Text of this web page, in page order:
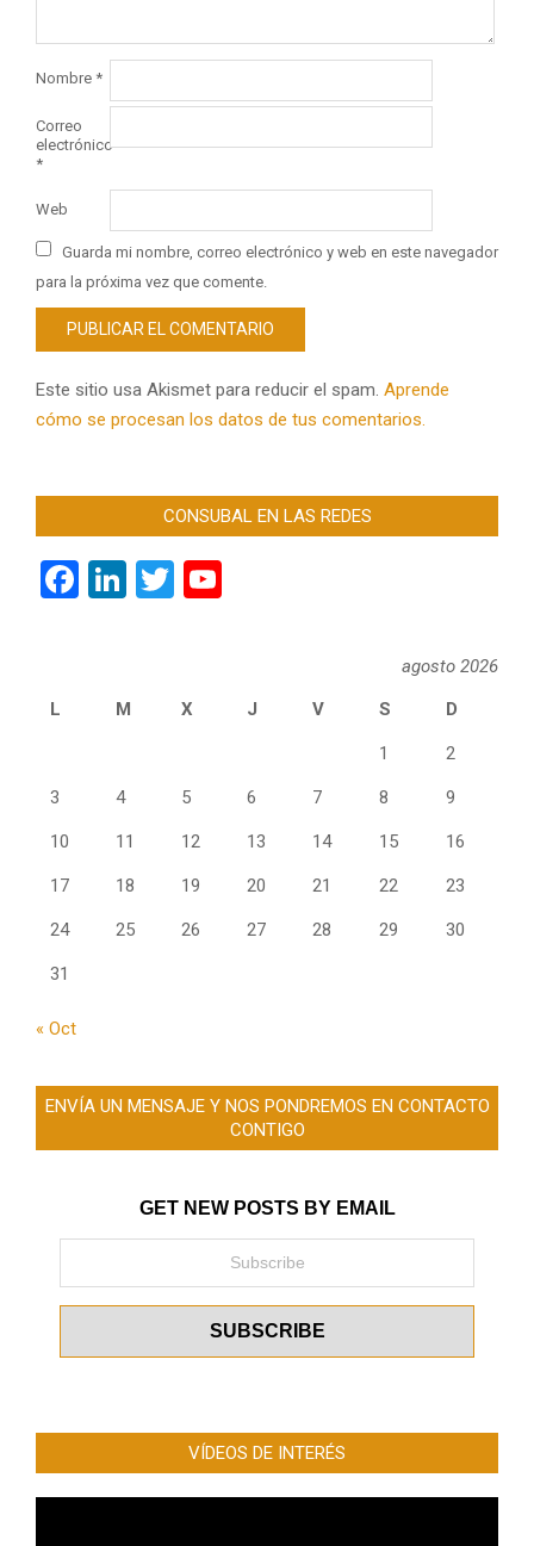
Nombre *
Correo
electrónico
*
Web
Guarda mi nombre, correo electrónico y web en este navegador
para la próxima vez que comente.
Este sitio usa Akismet para reducir el spam. Aprende
cómo se procesan los datos de tus comentarios.
CONSUBAL EN LAS REDES
Facebook
LinkedIn
Twitter
agosto 2026
L
M X J V S D
1 2
3 4 5 6 7 8 9
10 11 12 13 14 15 16
17 18 19 20 21 22 23
24 25 26 27 28 29 30
31
« Oct
ENVÍA UN MENSAJE Y NOS PONDREMOS EN CONTACTO
CONTIGO
GET NEW POSTS BY EMAIL
VÍDEOS DE INTERÉS